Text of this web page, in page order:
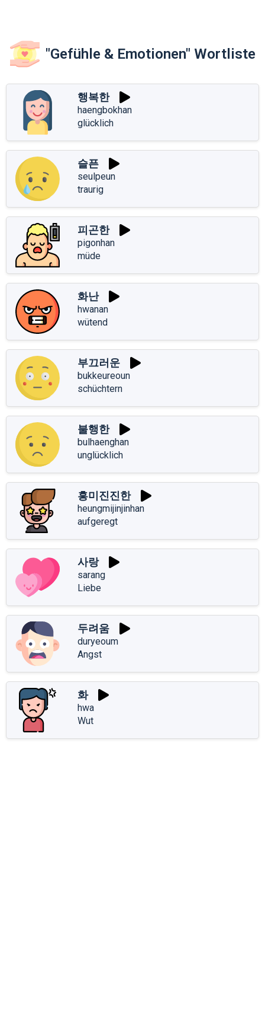
"Gefühle & Emotionen" Wortliste
행복한
haengbokhan
glücklich
슬픈
seulpeun
traurig
피곤한
pigonhan
müde
화난
hwanan
wütend
부끄러운
bukkeureoun
schüchtern
불행한
bulhaenghan
unglücklich
흥미진진한
heungmijinjinhan
aufgeregt
사랑
sarang
Liebe
두려움
duryeoum
Angst
화
hwa
Wut